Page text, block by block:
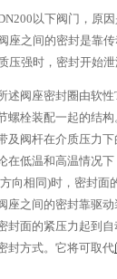
以下阀门，原
座之间的密封是靠
压强时，密封开始泄
述阀座密封圈由软
栓装配一起的结构
及阀杆在介质压力
低温和高温情况下
向相同)时，密封
座之间的密封靠驱
封面的紧压力起到
封方式。它将可取代